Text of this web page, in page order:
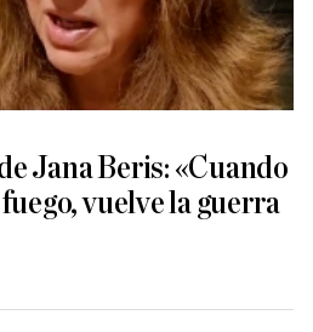
Jana Beris: «Cuando
vuelve la guerra